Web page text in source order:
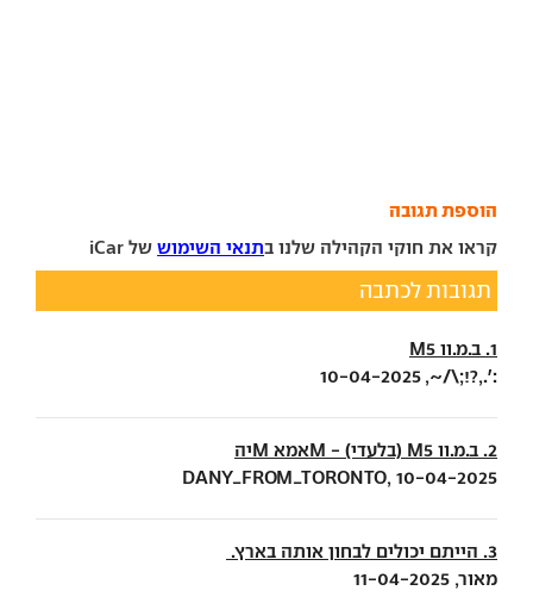
הוספת תגובה
קראו את חוקי הקהילה שלנו בתנאי השימוש של iCar
תגובות לכתבה
1. ב.מ.וו M5
:'.,?!;\/~, 10-04-2025
2. ב.מ.וו M5 (בלעדי) - Mאמא Mיה
DANY_FROM_TORONTO, 10-04-2025
3. הייתם יכולים לבחון אותה בארץ.
מאור, 11-04-2025